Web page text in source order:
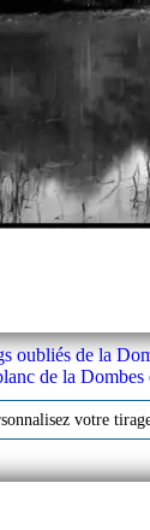
oubliés de la
de la Dombes
votre